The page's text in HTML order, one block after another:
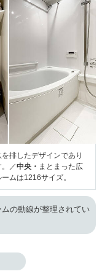
排したデザインであり
／中央・ まとまった広
ムは1216サイズ。
の動線が整理されてい